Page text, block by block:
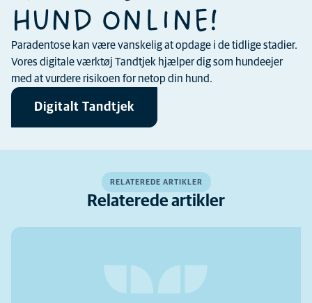
HUND ONLINE!
Paradentose kan være vanskelig at opdage i de tidlige stadier.
Vores digitale værktøj Tandtjek hjælper dig som hundeejer
med at vurdere risikoen for netop din hund.
Digitalt Tandtjek
RELATEREDE ARTIKLER
Relaterede artikler